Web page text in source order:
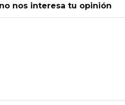
nos interesa tu opinión